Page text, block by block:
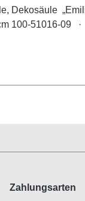
Dekosäule
100-51016-09
Zahlungsarten